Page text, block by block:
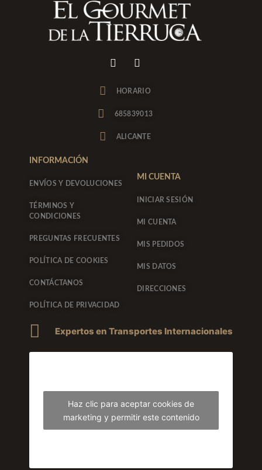
I
n
g
r
m
F
a
e
o
o
k
-
HORARIO
685839013
ALICANTE
INFORMACIÓN
ENVÍOS Y DEVOLUCIONES
TÉRMINOS Y
CONDICIONES
PREGUNTAS FRECUENTES
POLÍTICA DE COOKIES
CONTÁCTANOS
POLÍTICA DE PRIVACIDAD
MI CUENTA
INICIAR SESIÓN
MI CUENTA
MIS PEDIDOS
MIS DATOS
DIRECCIONES
Expertos en Transportes Internacionales
Haz clic para aceptar cookies de
marketing y permitir este contenido